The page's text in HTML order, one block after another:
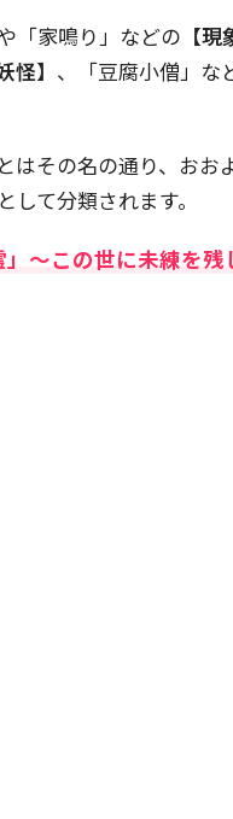
「家鳴り」などの 【
怪】 、「豆腐小僧」な
はその名の通り、お
て分類されます。
」～この世に未練を